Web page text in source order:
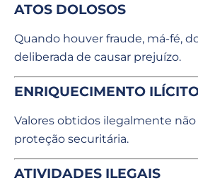
ATOS DOLOSOS
Quando houver fraude, má-fé,
deliberada de causar prejuízo.
ENRIQUECIMENTO
Valores obtidos ilegalmente
proteção securitária.
ATIVIDADES ILEGAIS